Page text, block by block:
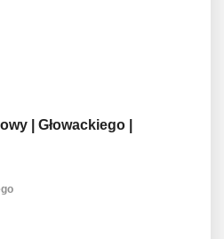
| Głowackiego |